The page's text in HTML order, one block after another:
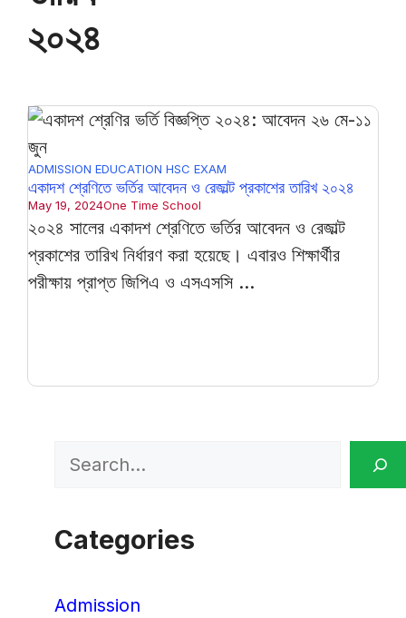
২০২৪
ADMISSION EDUCATION HSC EXAM
একাদশ শ্রেণিতে ভর্তির আবেদন ও রেজাল্ট প্রকাশের তারিখ ২০২৪
May 19, 2024One Time School
২০২৪ সালের একাদশ শ্রেণিতে ভর্তির আবেদন ও রেজাল্ট
প্রকাশের তারিখ নির্ধারণ করা হয়েছে। এবারও শিক্ষার্থীর
পরীক্ষায় প্রাপ্ত জিপিএ ও এসএসসি ...
Search
Categories
Admission